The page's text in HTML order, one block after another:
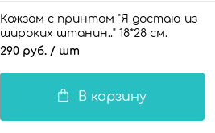
Кожзам с принтом "Я достаю из
широких штанин.." 18*28 см.
полуглянцевый ИДЕЯ, кленовый
290 руб. / шт
В корзину